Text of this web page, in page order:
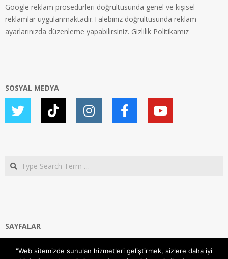
Google reklam prosedürleri doğrultusunda genel ve kişisel
reklamlar uygulanmaktadır.Talebiniz doğrultusunda reklam
ayarlarınızda düzenleme yapabilirsiniz. Gizlilik Politikamız
SOSYAL MEDYA
Search
SAYFALAR
Gizlilik ve Çerezler (Cookies) Politikası
"Web sitemizde sunulan hizmetleri geliştirmek, sizlere daha iyi